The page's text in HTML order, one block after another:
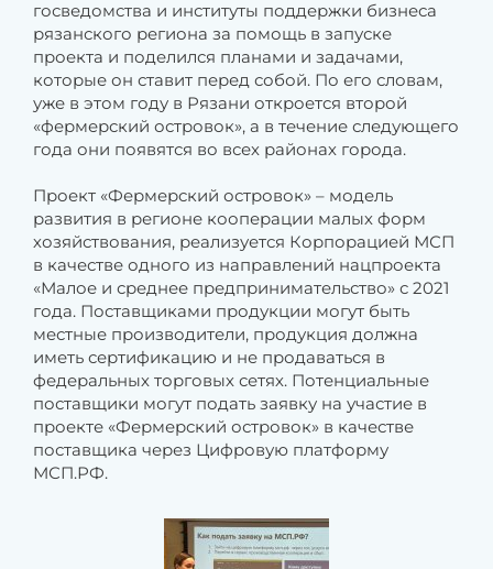
госведомства и институты поддержки бизнеса
рязанского региона за помощь в запуске
проекта и поделился планами и задачами,
которые он ставит перед собой. По его словам,
уже в этом году в Рязани откроется второй
«фермерский островок», а в течение следующего
года они появятся во всех районах города.
Проект «Фермерский островок» – модель
развития в регионе кооперации малых форм
хозяйствования, реализуется Корпорацией МСП
в качестве одного из направлений нацпроекта
«Малое и среднее предпринимательство» с 2021
года. Поставщиками продукции могут быть
местные производители, продукция должна
иметь сертификацию и не продаваться в
федеральных торговых сетях. Потенциальные
поставщики могут подать заявку на участие в
проекте «Фермерский островок» в качестве
поставщика через Цифровую платформу
МСП.РФ.